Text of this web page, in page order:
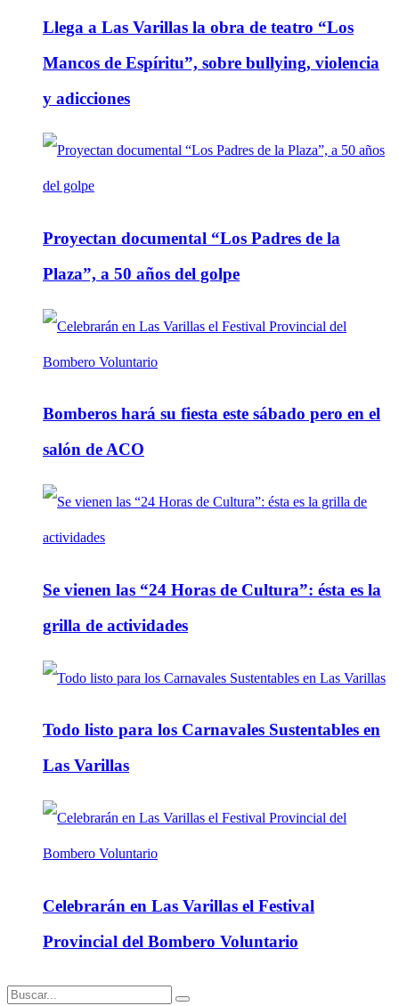
Llega a Las Varillas la obra de teatro “Los
Mancos de Espíritu”, sobre bullying, violencia
y adicciones
Proyectan documental “Los Padres de la
Plaza”, a 50 años del golpe
Bomberos hará su fiesta este sábado pero en el
salón de ACO
Se vienen las “24 Horas de Cultura”: ésta es la
grilla de actividades
Todo listo para los Carnavales Sustentables en
Las Varillas
Celebrarán en Las Varillas el Festival
Provincial del Bombero Voluntario